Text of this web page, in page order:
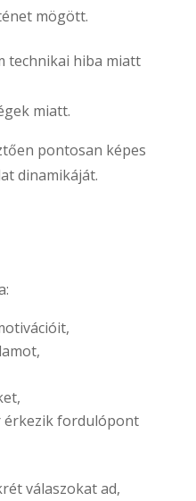
mögött.
technikai hiba miatt
miatt.
pontosan képes
dinamikáját.
érkezik fordulópont
válaszokat ad,